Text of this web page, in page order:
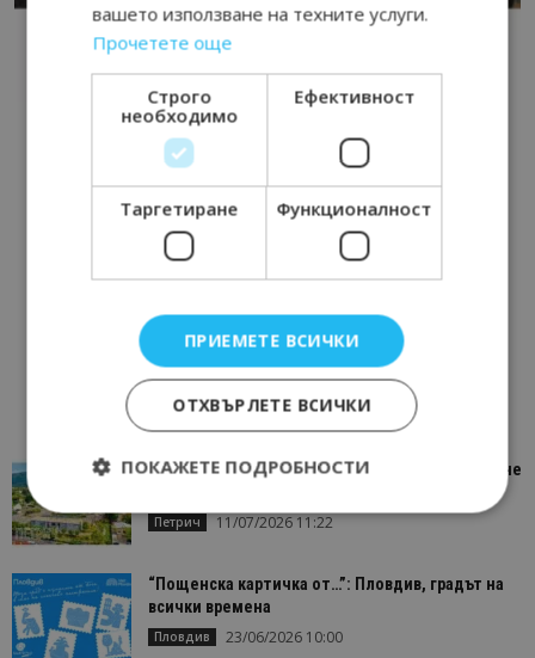
“Пощенска картичка от…”: Петрич – Изживяване
Петрич 11/07/2026 11:22
“Пощенска картичка от…”: Пловдив, градът на
всички времена
Пловдив 23/06/2026 10:00
вашето използване на техните услуги.
Прочетете още
Строго
необходимо
Ефективност
Таргетиране Функционалност
ПРИЕМЕТЕ ВСИЧКИ
ОТХВЪРЛЕТЕ ВСИЧКИ
ПОКАЖЕТЕ ПОДРОБНОСТИ
Таргетиране
Функционалност
Строго необходимите бисквитки позволяват